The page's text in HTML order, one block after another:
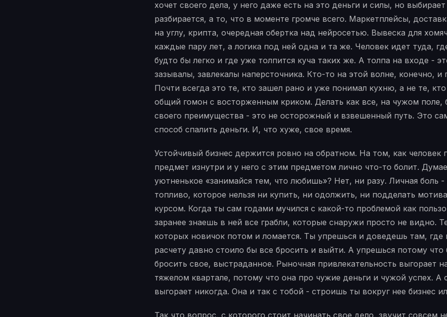
хочет своего дела, у него даже есть на это деньги и силы, но
разбирается, а то, что в моменте громче всего. Маркетплейсы,
на углу, крипта, очередная обертка над нейросетью. Вывеска для
каждые пару лет, а логика под ней одна и та же. Человек идет туда,
будто бы легко и где уже толпится куча таких же. А толпа на входе -
зазывалы, завлекалы наперсточника. Кто-то на этой волне, конечно, и
Почти всегда это те, кто зашел рано и уже понимал кухню, а не те,
общий гомон с восторженным криком. Делать как все, на чужом поле,
своего преимущества - это не осторожный и взвешенный путь. Это
способ спалить деньги. И, что хуже, свое время.
Устойчивый бизнес держится ровно на обратном. На том, как человек
предмет изнутри и у него с этим предметом лично что-то болит.
уютненькое «занимайся тем, что любишь»? Нет, ни разу. Личная боль -
топливо, которое нельзя ни купить, ни одолжить, ни подделать
курсом. Когда ты сам годами мучился с какой-то проблемой как
заранее знаешь в ней все грабли, которые снаружи просто не видно.
которых новичок потом и ломается. Ты упрешься и доведешь там, где
расчету давно стоило бы все бросить и выйти. А упрешься потому что
бросить свое, выстраданное. Рыночная привлекательность выгорает
тяжелом квартале, потому что она про чужие деньги и чужой успех. А
выгорает никогда. Она и так с тобой - строишь ты вокруг нее бизнес
Так что вопрос, с которого стоит начинать свое дело, звучит совсем